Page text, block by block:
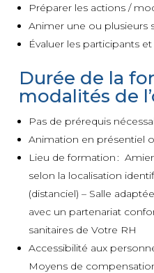
Préparer les actions /
Animer une ou plusieurs
Évaluer les participants
Durée de la
modalités de
Pas de prérequis
Animation en présentiel
Lieu de formation :
selon la localisation
(distanciel) – Salle
avec un partenariat
sanitaires de Votre RH
Accessibilité aux
Moyens de